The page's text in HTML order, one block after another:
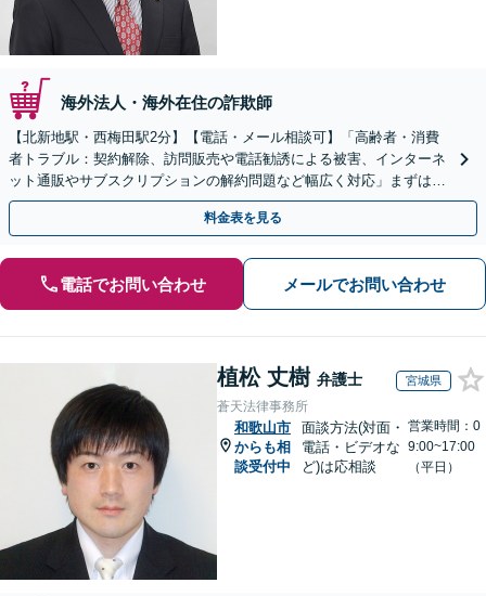
海外法人・海外在住の詐欺師
【北新地駅・西梅田駅2分】【電話・メール相談可】「高齢者・消費
者トラブル：契約解除、訪問販売や電話勧誘による被害、インターネ
ット通販やサブスクリプションの解約問題など幅広く対応」まずは一
度ご相談ください【休日・夜間相談可】
料金表を見る
電話でお問い合わせ メールでお問い合わせ
植松 丈樹 弁護士 宮城県
蒼天法律事務所
和歌山市
からも相
談受付中
面談方法(対面・
電話・ビデオな
ど)は応相談
営業時間：0
9:00~17:00
（平日）